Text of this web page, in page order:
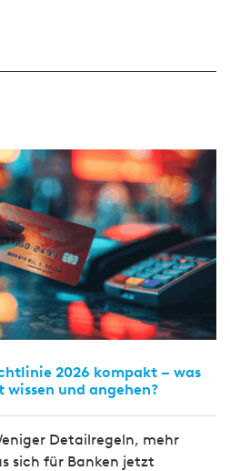
2026 kompakt – was
wissen und angehen?
Detailregeln, mehr
sich für Banken jetzt